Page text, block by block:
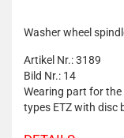
Washer wheel
Artikel Nr.: 3189
Bild Nr.: 14
Wearing part for
types ETZ with disc